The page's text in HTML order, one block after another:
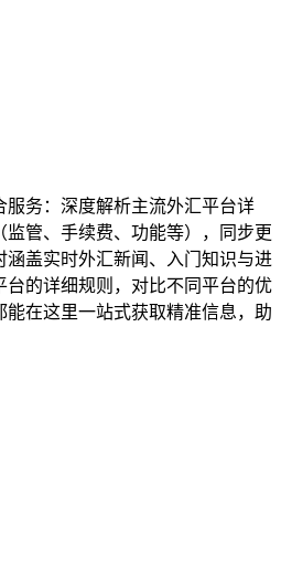
务：深度解析主流外汇平台详
管、手续费、功能等），同步更
盖实时外汇新闻、入门知识与进
台的详细规则，对比不同平台的优
在这里一站式获取精准信息，助